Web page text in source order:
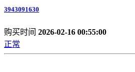
3943091630
购买时间 2026-02-16 00:55:00
正常